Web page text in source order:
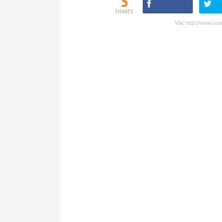
SHARES
Vía: http://